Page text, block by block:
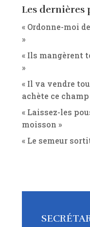
Les dernières
« Ordonne-moi
»
« Ils mangèrent
»
« Il va vendre
achète ce champ
« Laissez-les
moisson »
« Le semeur